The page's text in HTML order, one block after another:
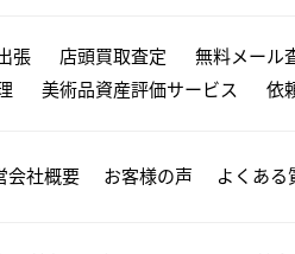
張 店頭買取査定 無料メール
美術品資産評価サービス 依
会社概要 お客様の声 よくある